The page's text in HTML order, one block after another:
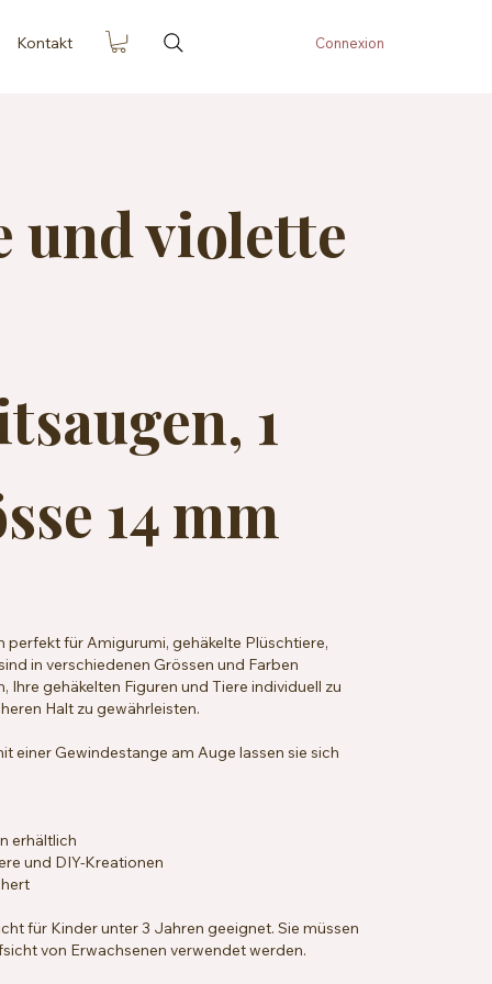
Kontakt Connexion
und violette
1
14 mm
perfekt für Amigurumi, gehäkelte Plüschtiere,
in verschiedenen Grössen und Farben
Ihre gehäkelten Figuren und Tiere individuell zu
Halt zu gewährleisten.
einer Gewindestange am Auge lassen sie sich
erhältlich
und DIY-Kreationen
für Kinder unter 3 Jahren geeignet. Sie müssen
von Erwachsenen verwendet werden.